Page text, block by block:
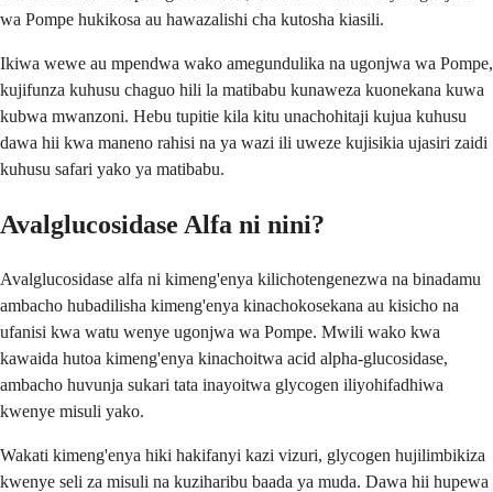
wa Pompe hukikosa au hawazalishi cha kutosha kiasili.
Ikiwa wewe au mpendwa wako amegundulika na ugonjwa wa Pompe,
kujifunza kuhusu chaguo hili la matibabu kunaweza kuonekana kuwa
kubwa mwanzoni. Hebu tupitie kila kitu unachohitaji kujua kuhusu
dawa hii kwa maneno rahisi na ya wazi ili uweze kujisikia ujasiri zaidi
kuhusu safari yako ya matibabu.
Avalglucosidase Alfa ni nini?
Avalglucosidase alfa ni kimeng'enya kilichotengenezwa na binadamu
ambacho hubadilisha kimeng'enya kinachokosekana au kisicho na
ufanisi kwa watu wenye ugonjwa wa Pompe. Mwili wako kwa
kawaida hutoa kimeng'enya kinachoitwa acid alpha-glucosidase,
ambacho huvunja sukari tata inayoitwa glycogen iliyohifadhiwa
kwenye misuli yako.
Wakati kimeng'enya hiki hakifanyi kazi vizuri, glycogen hujilimbikiza
kwenye seli za misuli na kuziharibu baada ya muda. Dawa hii hupewa